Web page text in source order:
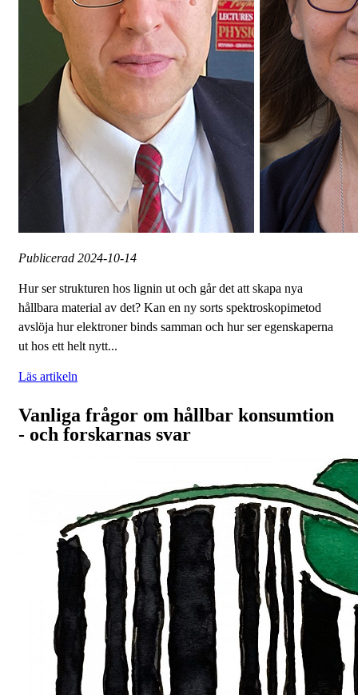
Publicerad 2024-10-14
Hur ser strukturen hos lignin ut och går det att skapa nya
hållbara material av det? Kan en ny sorts spektroskopimetod
avslöja hur elektroner binds samman och hur ser egenskaperna
ut hos ett helt nytt...
Läs artikeln
Vanliga frågor om hållbar konsumtion
- och forskarnas svar